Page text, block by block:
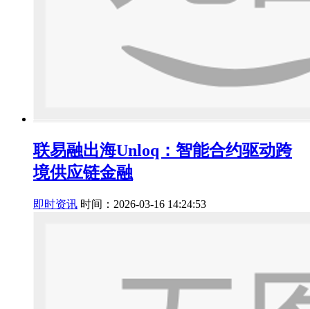
联易融出海Unloq：智能合约驱动跨
境供应链金融
即时资讯 时间：2026-03-16 14:24:53